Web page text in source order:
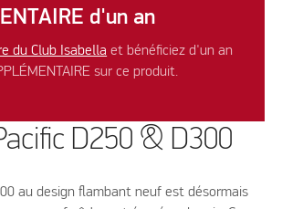
d'un an
du Club Isabella et bénéficiez d'un an
sur ce produit.
D250 & D300
au design flambant neuf est désormais